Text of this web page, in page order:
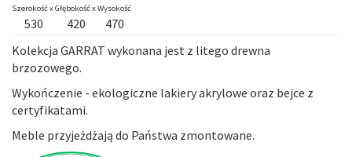
Szerokość xGłębokość xWysokość
530 420
470
Kolekcja GARRAT wykonana jest z litego drewna
brzozowego.
Wykończenie - ekologiczne lakiery akrylowe oraz bejce z
certyfikatami.
Meble przyjeżdżają do Państwa zmontowane.